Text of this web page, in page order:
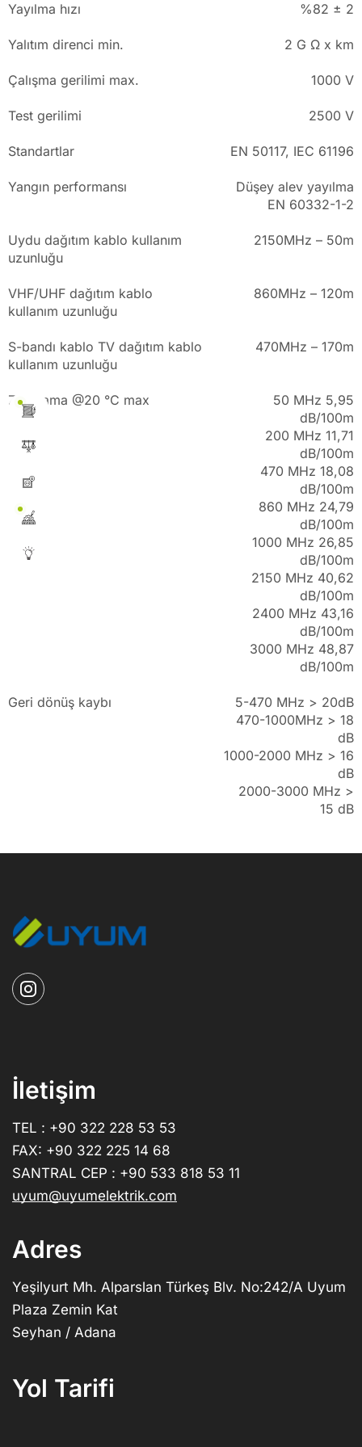
Yayılma hızı %82 ± 2
Yalıtım direnci min. 2 G Ω x km
Çalışma gerilimi max. 1000 V
Test gerilimi 2500 V
Standartlar EN 50117, IEC 61196
Yangın performansı
Düşey alev yayılma
EN 60332-1-2
Uydu dağıtım kablo kullanım
uzunluğu
2150MHz – 50m
VHF/UHF dağıtım kablo
kullanım uzunluğu
860MHz – 120m
S-bandı kablo TV dağıtım kablo
kullanım uzunluğu
470MHz – 170m
Zayıflama @20 °C max
50 MHz 5,95
dB/100m
200 MHz 11,71
dB/100m
470 MHz 18,08
dB/100m
860 MHz 24,79
dB/100m
1000 MHz 26,85
dB/100m
2150 MHz 40,62
dB/100m
2400 MHz 43,16
dB/100m
3000 MHz 48,87
dB/100m
Geri dönüş kaybı
5-470 MHz > 20dB
470-1000MHz > 18
dB
1000-2000 MHz > 16
dB
2000-3000 MHz >
15 dB
İletişim
TEL : +90 322 228 53 53
FAX: +90 322 225 14 68
SANTRAL CEP : +90 533 818 53 11
uyum@uyumelektrik.com
Adres
Yeşilyurt Mh. Alparslan Türkeş Blv. No:242/A Uyum
Plaza Zemin Kat
Seyhan / Adana
Yol Tarifi